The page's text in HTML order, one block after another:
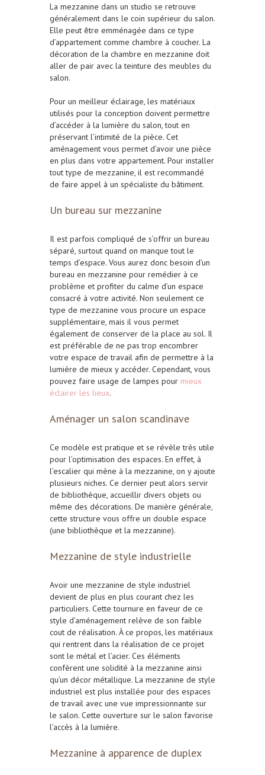
La mezzanine dans un studio se retrouve
généralement dans le coin supérieur du salon.
Elle peut être emménagée dans ce type
d’appartement comme chambre à coucher. La
décoration de la chambre en mezzanine doit
aller de pair avec la teinture des meubles du
salon.
Pour un meilleur éclairage, les matériaux
utilisés pour la conception doivent permettre
d’accéder à la lumière du salon, tout en
préservant l’intimité de la pièce. Cet
aménagement vous permet d’avoir une pièce
en plus dans votre appartement. Pour installer
tout type de mezzanine, il est recommandé
de faire appel à un spécialiste du bâtiment.
Un bureau sur mezzanine
Il est parfois compliqué de s’offrir un bureau
séparé, surtout quand on manque tout le
temps d’espace. Vous aurez donc besoin d’un
bureau en mezzanine pour remédier à ce
problème et profiter du calme d’un espace
consacré à votre activité. Non seulement ce
type de mezzanine vous procure un espace
supplémentaire, mais il vous permet
également de conserver de la place au sol. Il
est préférable de ne pas trop encombrer
votre espace de travail afin de permettre à la
lumière de mieux y accéder. Cependant, vous
pouvez faire usage de lampes pour mieux
éclairer les lieux.
Aménager un salon scandinave
Ce modèle est pratique et se révèle très utile
pour l’optimisation des espaces. En effet, à
l’escalier qui mène à la mezzanine, on y ajoute
plusieurs niches. Ce dernier peut alors servir
de bibliothèque, accueillir divers objets ou
même des décorations. De manière générale,
cette structure vous offre un double espace
(une bibliothèque et la mezzanine).
Mezzanine de style industrielle
Avoir une mezzanine de style industriel
devient de plus en plus courant chez les
particuliers. Cette tournure en faveur de ce
style d’aménagement relève de son faible
cout de réalisation. À ce propos, les matériaux
qui rentrent dans la réalisation de ce projet
sont le métal et l’acier. Ces éléments
confèrent une solidité à la mezzanine ainsi
qu’un décor métallique. La mezzanine de style
industriel est plus installée pour des espaces
de travail avec une vue impressionnante sur
le salon. Cette ouverture sur le salon favorise
l’accès à la lumière.
Mezzanine à apparence de duplex